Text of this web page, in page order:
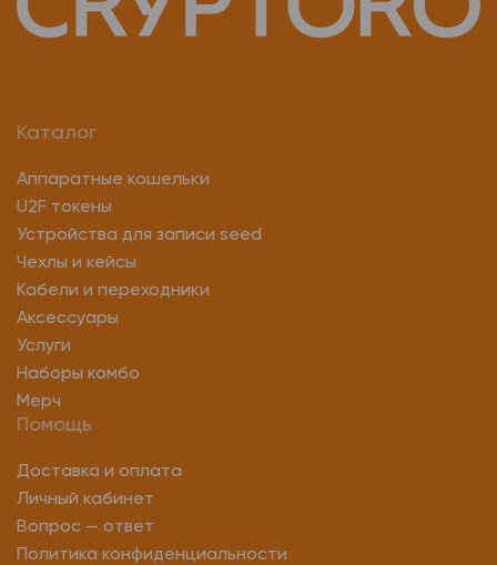
Каталог
Аппаратные кошельки
U2F токены
Устройства для записи seed
Чехлы и кейсы
Кабели и переходники
Аксессуары
Услуги
Наборы комбо
Мерч
Помощь
Доставка и оплата
Личный кабинет
Вопрос — ответ
Политика конфиденциальности